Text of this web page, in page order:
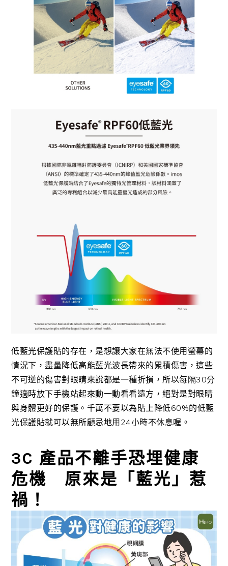
低藍光保護貼的存在，是想讓大家在無法不使用螢幕的
情況下，盡量降低高能藍光波長帶來的累積傷害，這些
不可逆的傷害對眼睛來說都是一種折損，所以每隔30分
鐘適時放下手機站起來動一動看看遠方，絕對是對眼睛
與身體更好的保護。千萬不要以為貼上降低60%的低藍
光保護貼就可以無所顧忌地用24小時不休息喔。
3C 產品不離手恐埋健康
危機 原來是「藍光」惹
禍！